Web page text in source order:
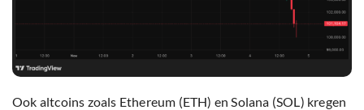
Ook altcoins zoals Ethereum (ETH) en Solana (SOL) kregen